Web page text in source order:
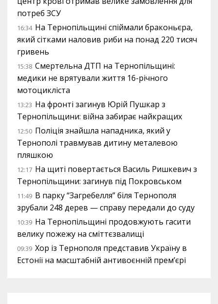
потреб ЗСУ
16:34 На Тернопільщині спіймали браконьєра,
який сітками наловив риби на понад 220 тисяч
гривень
15:38 Смертельна ДТП на Тернопільщині:
медики не врятували життя 16-річного
мотоцикліста
13:23 На фронті загинув Юрій Пушкар з
Тернопільщини: війна забирає найкращих
12:50 Поліція знайшла нападника, який у
Тернополі травмував дитину металевою
пляшкою
12:17 На щиті повертається Василь Ришкевич з
Тернопільщини: загинув під Покровськом
11:49 В парку “Загребелля” біля Тернополя
зрубали 248 дерев — справу передали до суду
10:39 На Тернопільщині продовжують гасити
велику пожежу на сміттєзвалищі
09:39 Хор із Тернополя представив Україну в
Естонії на масштабній антивоєнній прем’єрі